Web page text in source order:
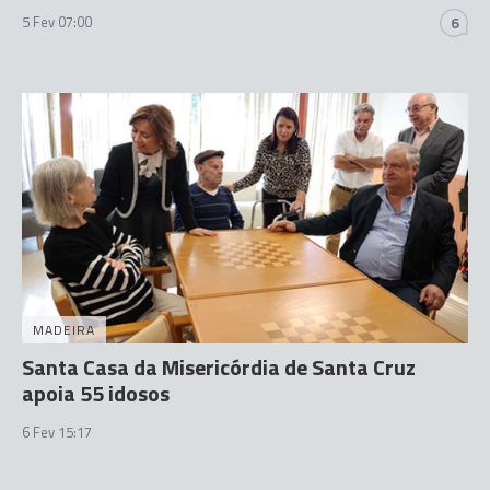
5 Fev 07:00 6
MADEIRA
Santa Casa da Misericórdia de Santa Cruz
apoia 55 idosos
6 Fev 15:17